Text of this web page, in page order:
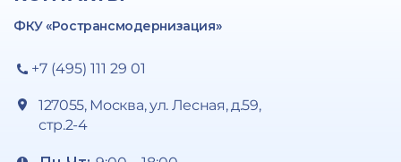
ФКУ «Ространсмодернизация»
+7 (495) 111 29 01
127055, Москва, ул. Лесная, д.59,
стр.2-4